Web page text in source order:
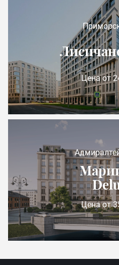
Цена от
Цена от